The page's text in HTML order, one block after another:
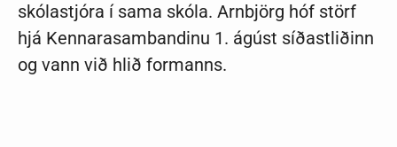
skólastjóra í sama skóla. Arnbjörg hóf störf
hjá Kennarasambandinu 1. ágúst síðastliðinn
og vann við hlið formanns.